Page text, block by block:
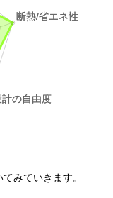
みていきます。